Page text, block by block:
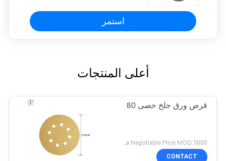
استمر
أعلى المنتجات
قرص ورق جلخ حصى 80
CONTACT